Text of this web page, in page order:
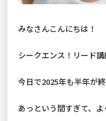
みなさんこんにちは！
シークエンス！リード
今日で2025年も半年が
あっという間すぎて、